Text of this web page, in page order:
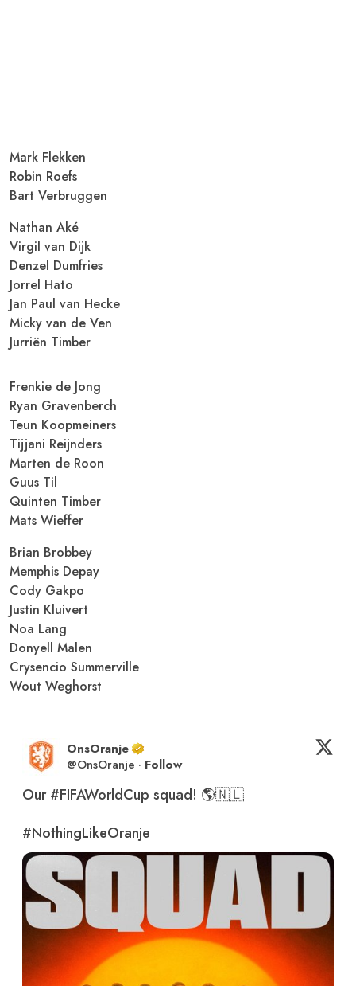
Mark Flekken
Robin Roefs
Bart Verbruggen
Nathan Aké
Virgil van Dijk
Denzel Dumfries
Jorrel Hato
Jan Paul van Hecke
Micky van de Ven
Jurriën Timber
Frenkie de Jong
Ryan Gravenberch
Teun Koopmeiners
Tijjani Reijnders
Marten de Roon
Guus Til
Quinten Timber
Mats Wieffer
Brian Brobbey
Memphis Depay
Cody Gakpo
Justin Kluivert
Noa Lang
Donyell Malen
Crysencio Summerville
Wout Weghorst
OnsOranje
@OnsOranje · Follow
Our #FIFAWorldCup squad! 🌎🇳🇱
#NothingLikeOranje